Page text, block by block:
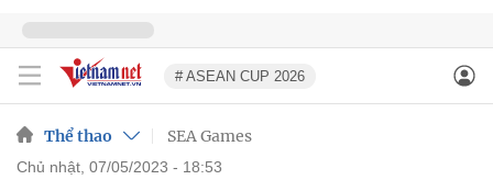
# ASEAN CUP 2026
Thể thao SEA Games
chủ nhật, 07/05/2023 - 18:53